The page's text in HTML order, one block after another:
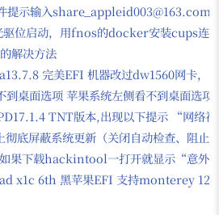
提示输入share_appleid003@163.com
位启动，用fnos的docker安装cups连
解决方法
完美EFI 机器改过dw1560网卡，
桌面选项 苹果系统左侧看不到桌面选项
TNT版本,出现以下提示 “网络
底屏蔽系统更新（关闭自动检查、阻止
果下载hackintool一打开就显示“意外
x1c 6th 黑苹果EFI 支持monterey